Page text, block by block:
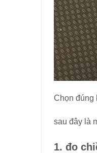
Chọn đúng
sau đây là
1. đo